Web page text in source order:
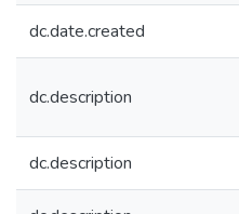
dc.date.created
dc.description
dc.description